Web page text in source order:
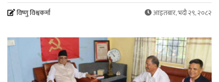
विष्णु विश्वकर्मा आइतबार, भदौ २९, २०८२